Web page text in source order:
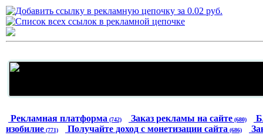
Рекламная платформа (742) Заказ рекламы на сайте (680)
изобилие (771) Получайте доход с монетизации сайта (686)